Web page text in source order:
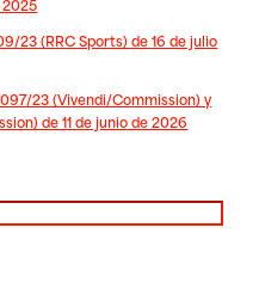
23 (RRC Sports) de 16 de julio
23 (Vivendi/Commission) y
de 11 de junio de 2026